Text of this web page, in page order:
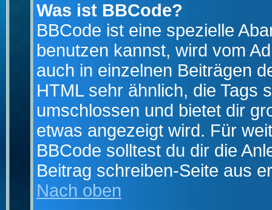
Was ist BBCode?
BBCode ist eine spezielle
benutzen kannst, wird vom
auch in einzelnen Beiträgen
HTML sehr ähnlich, die Tags
umschlossen und bietet dir
etwas angezeigt wird. Für
BBCode solltest du dir die
Beitrag schreiben-Seite aus
Nach oben